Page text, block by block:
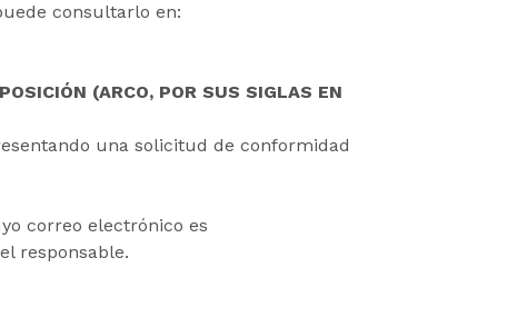
consultarlo en:
(ARCO, POR SUS SIGLAS EN
una solicitud de conformidad
correo electrónico es
responsable.